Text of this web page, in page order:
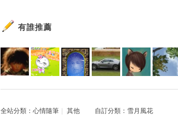
有誰推薦
全站分類： 心情隨筆 ｜ 其他 自訂分類： 雪月風花